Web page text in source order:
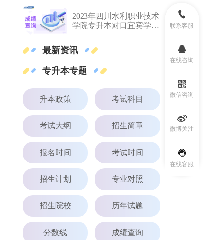
联系客服
在线咨询
微信咨询
微博关注
在线客服
2023年四川水利职业技术
学院专升本对口宜宾学院
示
最新资讯
专升本专题
升本政策 考试科目
考试大纲 招生简章
报名时间 考试时间
招生计划 专业对照
招生院校 历年试题
分数线 成绩查询